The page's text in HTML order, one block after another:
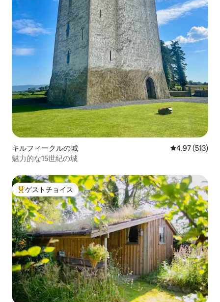
キルフィークルの城 レビュー513
4.97 (513)
魅力的な15世紀の城
大好評のゲストチョイスです。
ゲストチョイス